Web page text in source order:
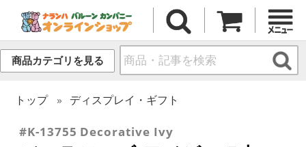
商品カテゴリを見る
トップ ディスプレイ・ギフト
#K-13755 Decorative Ivy